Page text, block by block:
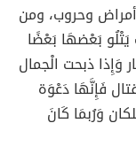
أمراض وحروب، ومن
يَتْلُو بَعْضهَا بَعْضًا
وَإِذا ذبحت الْجمال
فَإِنَّهَا دَعْوَة
وَرُبمَا كَانَ